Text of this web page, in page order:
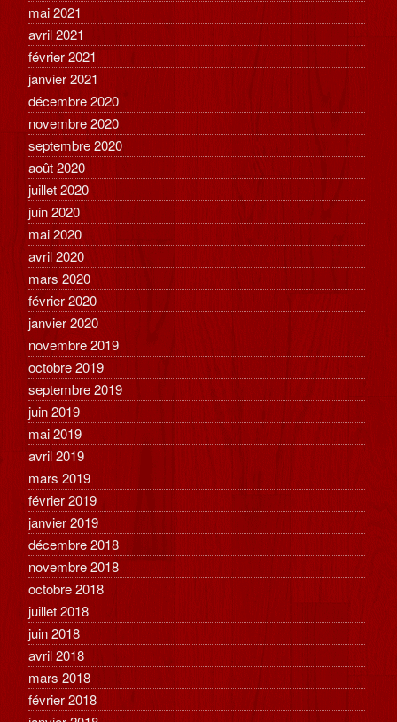
mai 2021
avril 2021
février 2021
janvier 2021
décembre 2020
novembre 2020
septembre 2020
août 2020
juillet 2020
juin 2020
mai 2020
avril 2020
mars 2020
février 2020
janvier 2020
novembre 2019
octobre 2019
septembre 2019
juin 2019
mai 2019
avril 2019
mars 2019
février 2019
janvier 2019
décembre 2018
novembre 2018
octobre 2018
juillet 2018
juin 2018
avril 2018
mars 2018
février 2018